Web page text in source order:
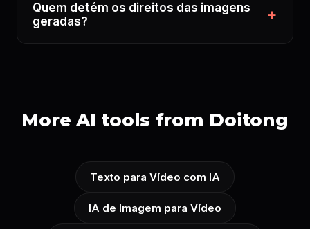
Quem detém os direitos das imagens
geradas?
More AI tools from Doitong
Texto para Vídeo com IA
IA de Imagem para Vídeo